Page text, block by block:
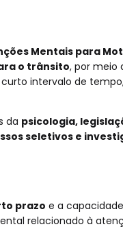
Mentais para
o trânsito, por meio
intervalo de
da psicologia,
seletivos e
prazo e a
relacionado à